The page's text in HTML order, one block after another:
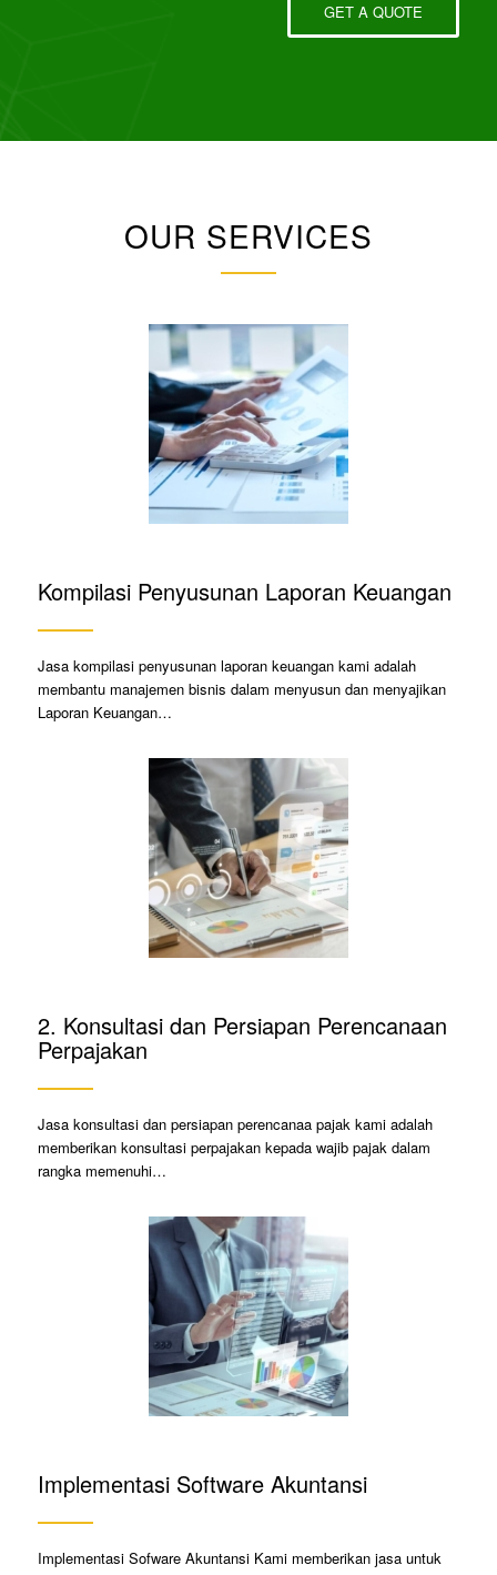
GET A QUOTE
OUR SERVICES
Kompilasi Penyusunan Laporan Keuangan
Jasa kompilasi penyusunan laporan keuangan kami adalah
membantu manajemen bisnis dalam menyusun dan menyajikan
Laporan Keuangan…
2. Konsultasi dan Persiapan Perencanaan
Perpajakan
Jasa konsultasi dan persiapan perencanaa pajak kami adalah
memberikan konsultasi perpajakan kepada wajib pajak dalam
rangka memenuhi…
Implementasi Software Akuntansi
Implementasi Sofware Akuntansi Kami memberikan jasa untuk